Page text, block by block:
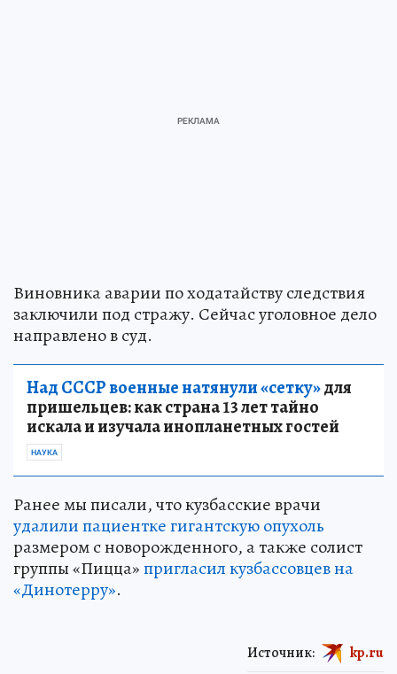
Виновника аварии по ходатайству следствия
заключили под стражу. Сейчас уголовное дело
направлено в суд.
Над СССР военные натянули «сетку»для
пришельцев: как страна 13 лет тайно
искала и изучала инопланетных гостей
НАУКА
Ранее мы писали, что кузбасские врачи
удалили пациентке гигантскую опухоль
размером с новорожденного, а также солист
группы «Пицца»пригласил кузбассовцев на
«Динотерру».
Источник: kp.ru